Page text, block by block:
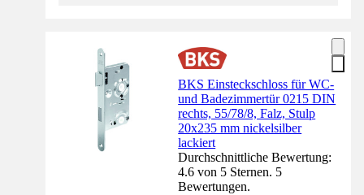
BKS Einsteckschloss für WC-
und Badezimmertür 0215 DIN
rechts, 55/78/8, Falz, Stulp
20x235 mm nickelsilber
lackiert
Durchschnittliche Bewertung:
4.6 von 5 Sternen. 5
Bewertungen.